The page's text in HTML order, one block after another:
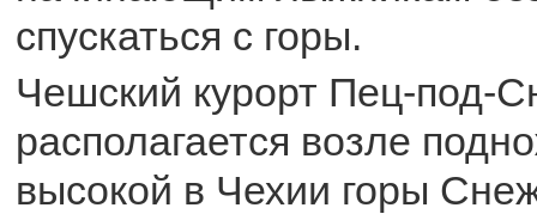
спускаться с горы.
Чешский курорт Пец-под-
располагается возле
высокой в Чехии горы